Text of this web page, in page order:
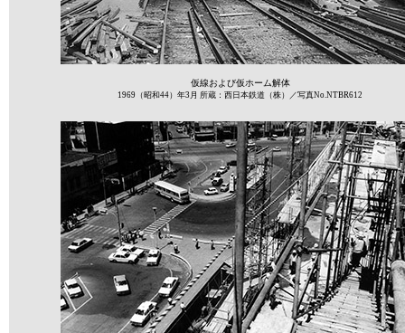
仮線および仮ホーム解体
1969（昭和44）年3月 所蔵：西日本鉄道（株）／写真No.NTBR612